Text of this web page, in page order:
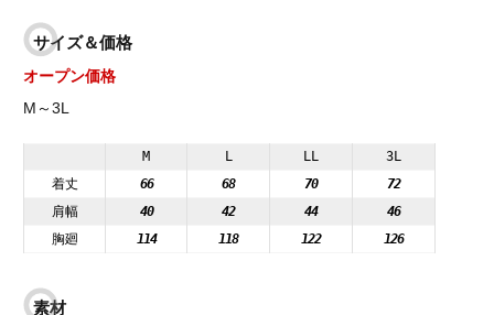
サイズ＆価格
オープン価格
M～3L
M L LL
3L
着丈
66 68 70
72
肩幅
40 42 44
46
胸廻
114 118 122 126
素材